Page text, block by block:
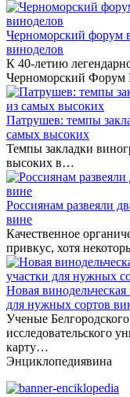
Черноморский форум
виноделов
К 40-летию
Черноморский Форум
Патрушев: темпы
самых высоких
Темпы закладки
высоких в…
Россиянам развеяли
вине
Качественное
привкус, хотя
Новая
для нужных сортов
Ученые
исследовательского
карту…
Энциклопедиявина